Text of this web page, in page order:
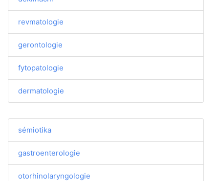
revmatologie
gerontologie
fytopatologie
dermatologie
sémiotika
gastroenterologie
otorhinolaryngologie